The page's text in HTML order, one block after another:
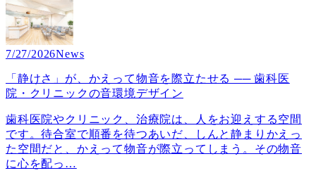
7/27/2026News
「静けさ」が、かえって物音を際立たせる ── 歯科医
院・クリニックの音環境デザイン
歯科医院やクリニック、治療院は、人をお迎えする空間
です。待合室で順番を待つあいだ、しんと静まりかえっ
た空間だと、かえって物音が際立ってしまう。その物音
に心を配っ …